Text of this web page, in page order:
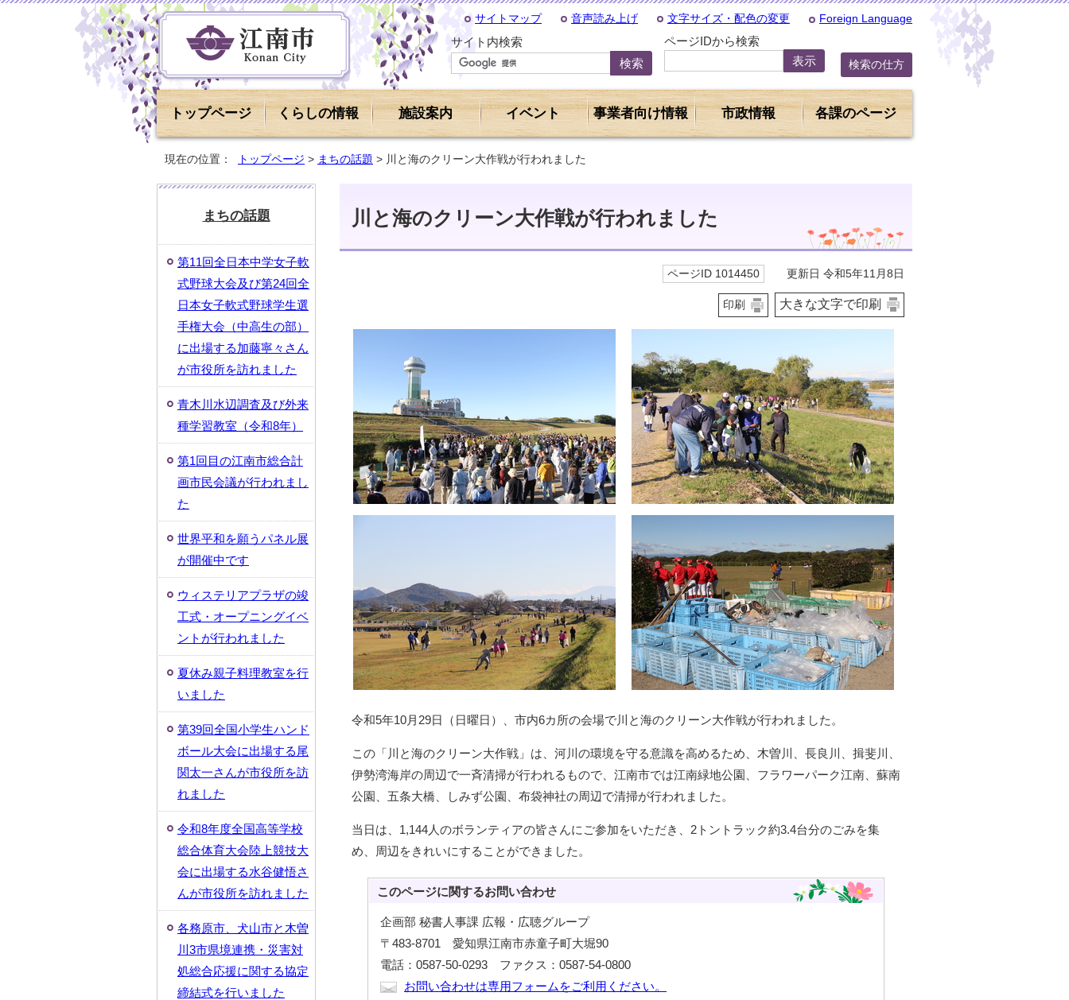
サイトマップ 音声読み上げ 文字サイズ・配色の変更 Foreign Language
サイト内検索 ページIDから検索
検索の仕方
トップページ くらしの情報 施設案内 イベント 事業者向け情報 市政情報 各課のページ
現在の位置： トップページ > まちの話題 > 川と海のクリーン大作戦が行われました
川と海のクリーン大作戦が行われました
ページID 1014450 更新日 令和5年11月8日
印刷 大きな文字で印刷
令和5年10月29日（日曜日）、市内6カ所の会場で川と海のクリーン大作戦が行われました。
この「川と海のクリーン大作戦」は、河川の環境を守る意識を高めるため、木曽川、長良川、揖斐川、
伊勢湾海岸の周辺で一斉清掃が行われるもので、江南市では江南緑地公園、フラワーパーク江南、蘇南
公園、五条大橋、しみず公園、布袋神社の周辺で清掃が行われました。
当日は、1,144人のボランティアの皆さんにご参加をいただき、2トントラック約3.4台分のごみを集
め、周辺をきれいにすることができました。
このページに関するお問い合わせ
企画部 秘書人事課 広報・広聴グループ
〒483-8701 愛知県江南市赤童子町大堀90
電話：0587-50-0293 ファクス：0587-54-0800
お問い合わせは専用フォームをご利用ください。
まちの話題
第11回全日本中学女子軟
式野球大会及び第24回全
日本女子軟式野球学生選
手権大会（中高生の部）
に出場する加藤寧々さん
が市役所を訪れました
青木川水辺調査及び外来
種学習教室（令和8年）
第1回目の江南市総合計
画市民会議が行われまし
た
世界平和を願うパネル展
が開催中です
ウィステリアプラザの竣
工式・オープニングイベ
ントが行われました
夏休み親子料理教室を行
いました
第39回全国小学生ハンド
ボール大会に出場する尾
関太一さんが市役所を訪
れました
令和8年度全国高等学校
総合体育大会陸上競技大
会に出場する水谷健悟さ
んが市役所を訪れました
各務原市、犬山市と木曽
川3市県境連携・災害対
処総合応援に関する協定
締結式を行いました